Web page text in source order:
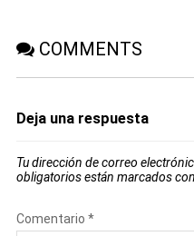
COMMENTS
Deja una respuesta
Tu dirección de correo
obligatorios están marcados con
Comentario *